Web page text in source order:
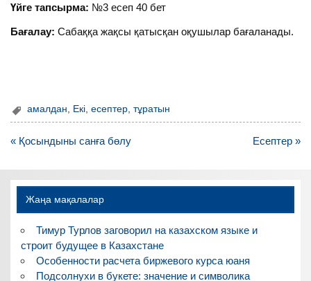
Үйге тапсырма: №3 есеп 40 бет
Бағалау:Сабаққа жақсы қатысқан оқушылар бағаланады.
амалдан, Екі,есептер,тұратын
Навигация
записям
« Қосындыны санға бөлу Есептер »
Жаңа мақалалар
Тимур Турлов заговорил на казахском языке и
строит будущее в Казахстане
Особенности расчета биржевого курса юаня
Подсолнухи в букете: значение и символика